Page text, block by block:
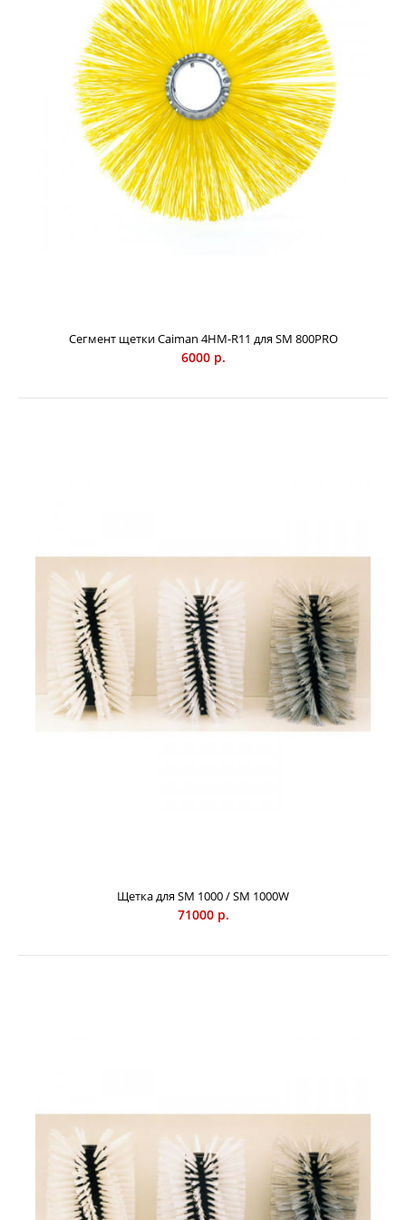
полипропилен / 50% сталь), 12 элементов, для уборки
глубоко въевшейся грязи. Предназначена для
подметальных машин Caiman моделей SM700 / SM700W.
Сегмент щетки Caiman 4HM-R11 для SM 800PRO
6000 р.
Сегмент щетки Caiman 4HM-R11 для SM 800PRO
6000 р.
Щетка для SM 1000 / SM 1000W
71000 р.